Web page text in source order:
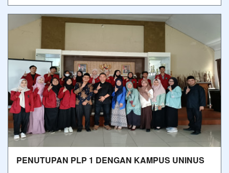
PENUTUPAN PLP 1 DENGAN KAMPUS UNINUS